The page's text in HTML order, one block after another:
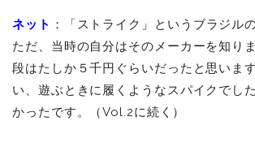
ネット ：「ストライク」というブラジル
ただ、当時の自分はそのメーカーを知り
段はたしか５千円ぐらいだったと思いま
い、遊ぶときに履くようなスパイクでし
かったです。（Vol.2に続く）